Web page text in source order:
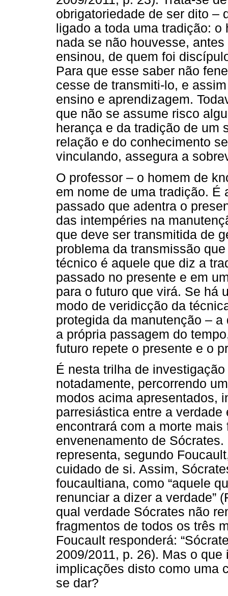
obrigatoriedade de ser dito –
ligado a toda uma tradição:
nada se não houvesse,
ensinou, de quem foi
Para que esse saber não
cesse de transmiti-lo, e
ensino e aprendizagem.
que não se assume risco
herança e da tradição de um
relação e do conhecimento
vinculando, assegura a
O professor – o homem de
em nome de uma tradição. É
passado que adentra o
das intempéries na
que deve ser transmitida de
problema da transmissão
técnico é aquele que diz a
passado no presente e em
para o futuro que virá. Se há
modo de veridicção da
protegida da manutenção –
a própria passagem do
futuro repete o presente e o
É nesta trilha de
notadamente, percorrendo
modos acima apresentados,
parresiástica entre a
encontrará com a morte
envenenamento de
representa, segundo
cuidado de si. Assim,
foucaultiana, como “aquele
renunciar a dizer a verdade”
qual verdade Sócrates não
fragmentos de todos os três
Foucault responderá:
2009/2011, p. 26). Mas o
implicações disto como uma
se dar?